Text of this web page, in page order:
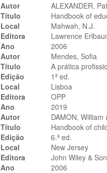
Autor
ALEXANDER,
Título
Handbook of
Local
Mahwah, N.J.
Editora
Lawrence
Ano
2006
Autor
Mendes, Sofia
Título
A prática
Edição
1ª ed.
Local
Lisboa
Editora
OPP
Ano
2019
Autor
DAMON, William
Título
Handbook of
Edição
6.ª ed.
Local
New Jersey
Editora
John Wiley &
Ano
2006